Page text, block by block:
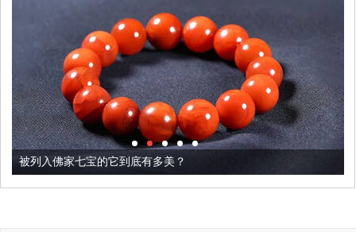
被列入佛家七宝的它到底有多美？